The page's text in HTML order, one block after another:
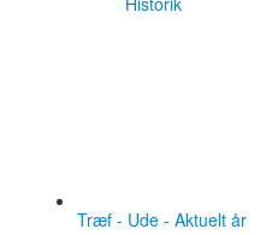
Træf - Ude - Aktuelt år